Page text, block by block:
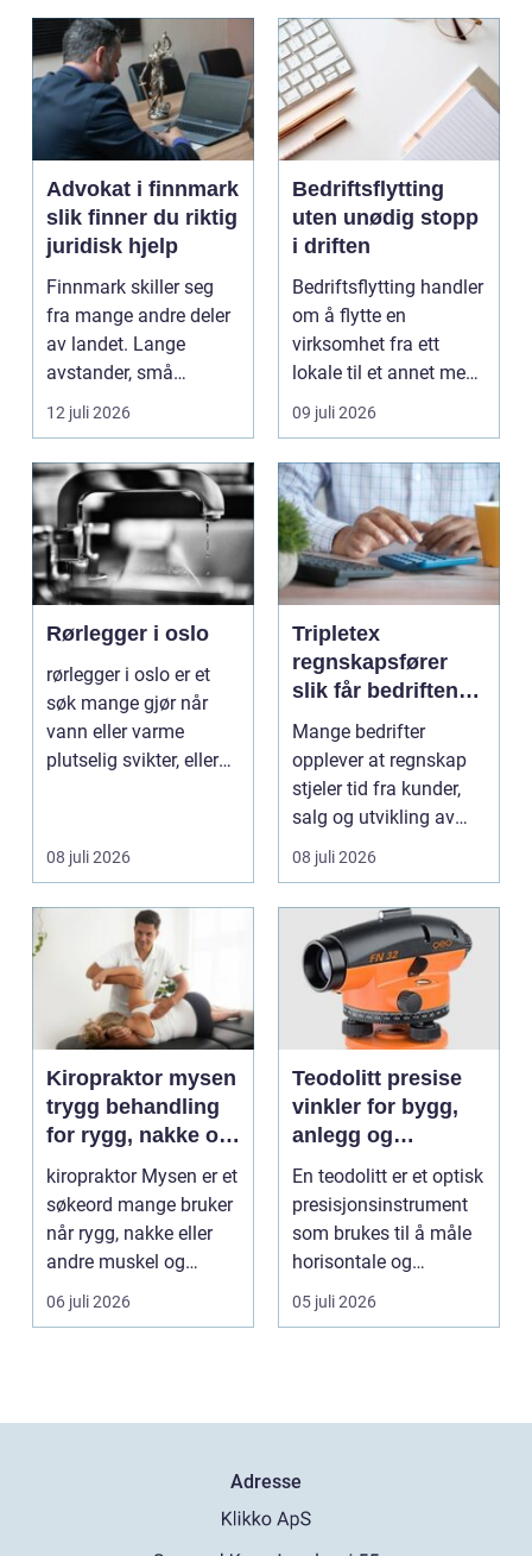
Advokat i finnmark
slik finner du riktig
juridisk hjelp
Finnmark skiller seg
fra mange andre deler
av landet. Lange
avstander, små
lokalsamfunn, sterk
tilkn...
12 juli 2026
Bedriftsflytting
uten unødig stopp
i driften
Bedriftsflytting handler
om å flytte en
virksomhet fra ett
lokale til et annet med
minst mulig...
09 juli 2026
Rørlegger i oslo
rørlegger i oslo er et
søk mange gjør når
vann eller varme
plutselig svikter, eller
08 juli 2026
Tripletex
regnskapsfører
slik får bedriften
mer ut av
regnskapet
Mange bedrifter
opplever at regnskap
stjeler tid fra kunder,
salg og utvikling av
virksomheten. Samt...
08 juli 2026
Kiropraktor mysen
trygg behandling
for rygg, nakke og
ledd
kiropraktor Mysen er et
søkeord mange bruker
når rygg, nakke eller
andre muskel og
leddplager begynn...
06 juli 2026
Teodolitt presise
vinkler for bygg,
anlegg og
kartlegging
En teodolitt er et optisk
presisjonsinstrument
som brukes til å måle
horisontale og
vertikale vinkle...
05 juli 2026
Adresse